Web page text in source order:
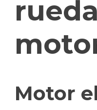
Motor